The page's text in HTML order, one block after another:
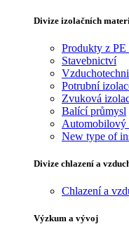
Divize izolačních
Produkty z PE
Stavebnictví
Potrubní
Zvuková
Balící průmysl
Automobilový
New type of
Divize chlazení a
Chlazení a
Výzkum a vývoj